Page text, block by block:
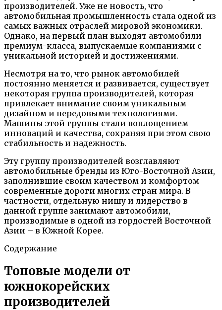
производителей. Уже не новость, что
автомобильная промышленность стала одной из
самых важных отраслей мировой экономики.
Однако, на первый план выходят автомобили
премиум-класса, выпускаемые компаниями с
уникальной историей и достижениями.
Несмотря на то, что рынок автомобилей
постоянно меняется и развивается, существует
некоторая группа производителей, которая
привлекает внимание своим уникальным
дизайном и передовыми технологиями.
Машины этой группы стали воплощением
инноваций и качества, сохраняя при этом свою
стабильность и надежность.
Эту группу производителей возглавляют
автомобильные бренды из Юго-Восточной Азии,
заполнившие своим качеством и комфортом
современные дороги многих стран мира. В
частности, отдельную нишу и лидерство в
данной группе занимают автомобили,
производимые в одной из гордостей Восточной
Азии – в Южной Корее.
Содержание
Топовые модели от
южнокорейских
производителей